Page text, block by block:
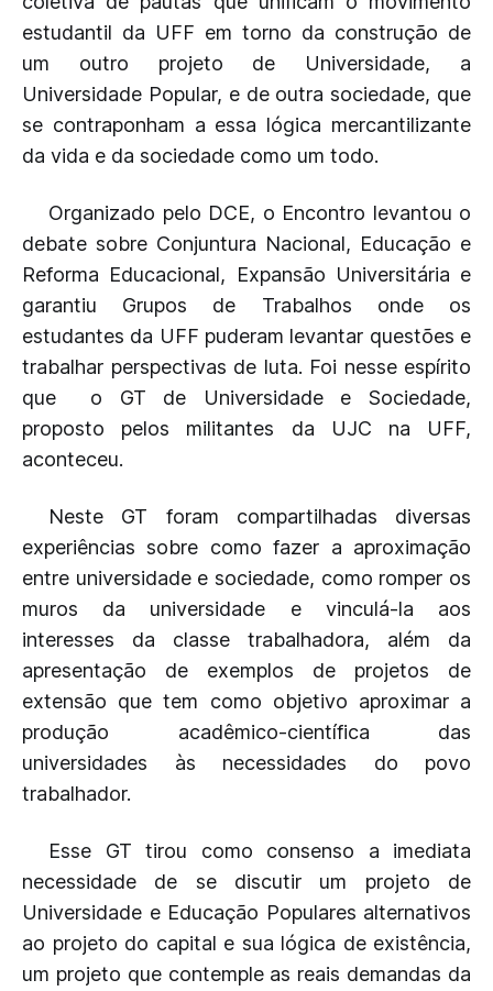
estudantil da UFF em torno da construção de
um outro projeto de Universidade, a
Universidade Popular, e de outra sociedade, que
se contraponham a essa lógica mercantilizante
da vida e da sociedade como um todo.
Organizado pelo DCE, o Encontro levantou o
debate sobre Conjuntura Nacional, Educação e
Reforma Educacional, Expansão Universitária e
garantiu Grupos de Trabalhos onde os
estudantes da UFF puderam levantar questões e
trabalhar perspectivas de luta. Foi nesse espírito
que o GT de Universidade e Sociedade,
proposto pelos militantes da UJC na UFF,
aconteceu.
Neste GT foram compartilhadas diversas
experiências sobre como fazer a aproximação
entre universidade e sociedade, como romper os
muros da universidade e vinculá-la aos
interesses da classe trabalhadora, além da
apresentação de exemplos de projetos de
extensão que tem como objetivo aproximar a
produção acadêmico-científica das
universidades às necessidades do povo
trabalhador.
Esse GT tirou como consenso a imediata
necessidade de se discutir um projeto de
Universidade e Educação Populares alternativos
ao projeto do capital e sua lógica de existência,
um projeto que contemple as reais demandas da